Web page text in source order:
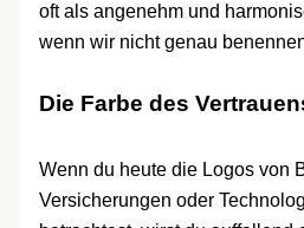
oft als angenehm und
wenn wir nicht genau
Die Farbe des
Wenn du heute die Logos von
Versicherungen oder